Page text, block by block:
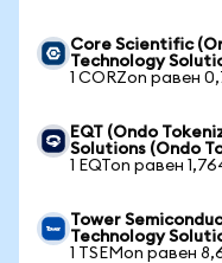
Core Scientific
Technology
1 CORZon равен
EQT (Ondo
Solutions (Ondo
1 EQTon равен
Tower
Technology
1 TSEMon равен